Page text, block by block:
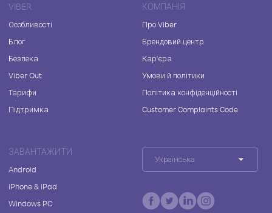
VIBER
Особливості
Блог
Безпека
Viber Out
Тарифи
Підтримка
КОМПАНІЯ
Про Viber
Брендовий центр
Кар'єра
Умови й політики
Політика конфіденційності
Customer Complaints Code
ЗАВАНТАЖИТИ
Android
iPhone & iPad
Windows PC
Українська